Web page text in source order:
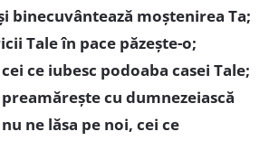
binecuvântează moștenirea Ta;
Tale în pace păzește-o;
ce iubesc podoaba casei Tale;
cu dumnezeiască
ne lăsa pe noi, cei ce